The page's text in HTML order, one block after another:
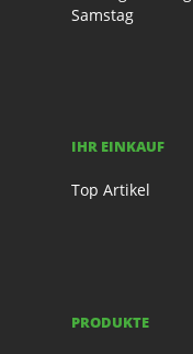
Samstag
IHR EINKAUF
Top Artikel
PRODUKTE